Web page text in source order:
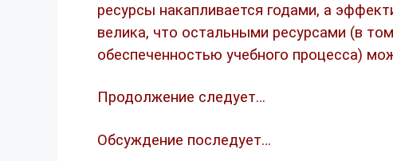
ресурсы накапливается годами, а
велика, что остальными ресурсами (в
обеспеченностью учебного процесса)
Продолжение следует…
Обсуждение последует…